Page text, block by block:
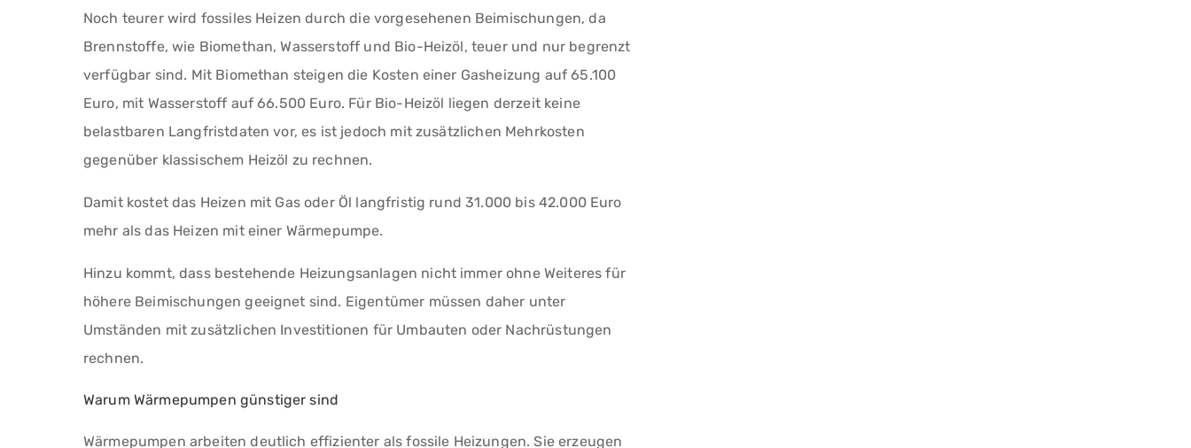
Noch teurer wird fossiles Heizen durch die vorgesehenen Beimischungen, da
Brennstoffe, wie Biomethan, Wasserstoff und Bio-Heizöl, teuer und nur begrenzt
verfügbar sind. Mit Biomethan steigen die Kosten einer Gasheizung auf 65.100
Euro, mit Wasserstoff auf 66.500 Euro. Für Bio-Heizöl liegen derzeit keine
belastbaren Langfristdaten vor, es ist jedoch mit zusätzlichen Mehrkosten
gegenüber klassischem Heizöl zu rechnen.
Damit kostet das Heizen mit Gas oder Öl langfristig rund 31.000 bis 42.000 Euro
mehr als das Heizen mit einer Wärmepumpe.
Hinzu kommt, dass bestehende Heizungsanlagen nicht immer ohne Weiteres für
höhere Beimischungen geeignet sind. Eigentümer müssen daher unter
Umständen mit zusätzlichen Investitionen für Umbauten oder Nachrüstungen
rechnen.
Warum Wärmepumpen günstiger sind
Wärmepumpen arbeiten deutlich effizienter als fossile Heizungen. Sie erzeugen